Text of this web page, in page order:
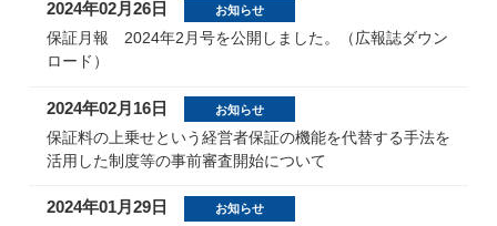
2024年02月26日 お知らせ
保証月報 2024年2月号を公開しました。（広報誌ダウン
ロード）
2024年02月16日 お知らせ
保証料の上乗せという経営者保証の機能を代替する手法を
活用した制度等の事前審査開始について
2024年01月29日 お知らせ